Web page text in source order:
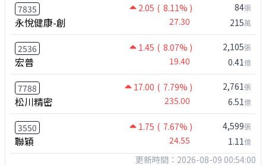
7835 2.05 ( 8.11% )
永悅健康-創 27.30
84張
215萬
2536 1.45 ( 8.07% )
宏普 19.40
2,105張
0.41億
7788 17.00 ( 7.79% )
松川精密 235.00
2,761張
6.51億
3550 1.75 ( 7.67% )
聯穎 24.55
4,599張
1.11億
更新時間：2026-08-09 00:54:00